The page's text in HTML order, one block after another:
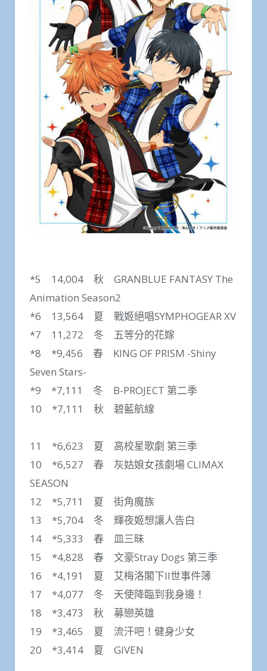
*5 14,004 秋 GRANBLUE FANTASY The
Animation Season2
*6 13,564 夏 戰姬絕唱SYMPHOGEAR XV
*7 11,272 冬 五等分的花嫁
*8 *9,456 春 KING OF PRISM -Shiny
Seven Stars-
*9 *7,111 冬 B-PROJECT 第二季
10 *7,111 秋 碧藍航線
11 *6,623 夏 高校星歌劇 第三季
10 *6,527 春 灰姑娘女孩劇場 CLIMAX
SEASON
12 *5,711 夏 街角魔族
13 *5,704 冬 輝夜姬想讓人告白
14 *5,333 春 皿三昧
15 *4,828 春 文豪Stray Dogs 第三季
16 *4,191 夏 艾梅洛閣下II世事件簿
17 *4,077 冬 天使降臨到我身邊！
18 *3,473 秋 募戀英雄
19 *3,465 夏 流汗吧！健身少女
20 *3,414 夏 GIVEN